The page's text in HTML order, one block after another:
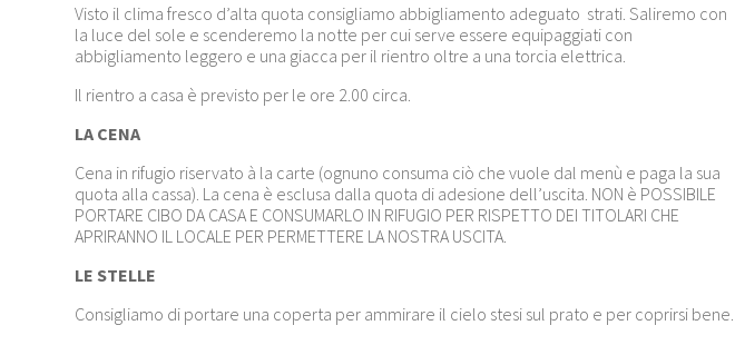
Visto il clima fresco d’alta quota consigliamo abbigliamento adeguato strati. Saliremo con
la luce del sole e scenderemo la notte per cui serve essere equipaggiati con
abbigliamento leggero e una giacca per il rientro oltre a una torcia elettrica.
Il rientro a casa è previsto per le ore 2.00 circa.
LA CENA
Cena in rifugio riservato à la carte (ognuno consuma ciò che vuole dal menù e paga la sua
quota alla cassa). La cena è esclusa dalla quota di adesione dell’uscita. NON è POSSIBILE
PORTARE CIBO DA CASA E CONSUMARLO IN RIFUGIO PER RISPETTO DEI TITOLARI CHE
APRIRANNO IL LOCALE PER PERMETTERE LA NOSTRA USCITA.
LE STELLE
Consigliamo di portare una coperta per ammirare il cielo stesi sul prato e per coprirsi bene.